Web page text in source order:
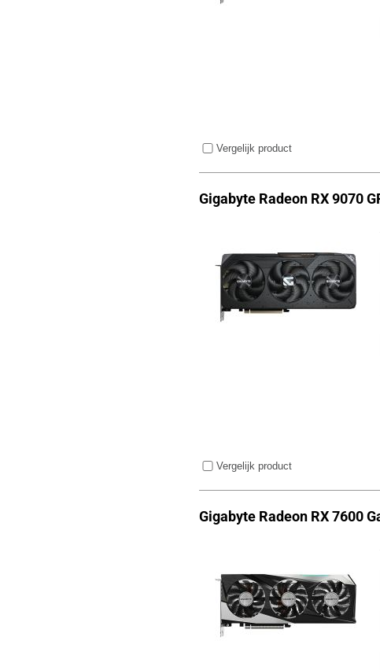
Vergelijk product
Gigabyte Radeon RX 9070
Vergelijk product
Gigabyte Radeon RX 7600